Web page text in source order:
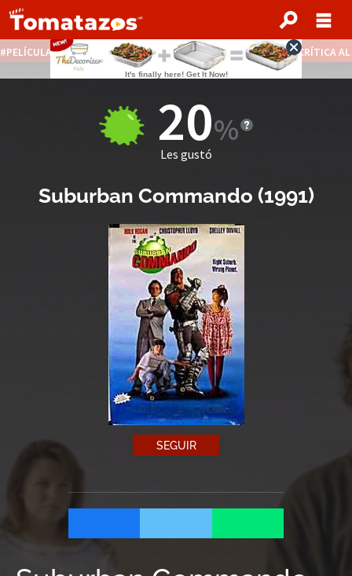
PELÍCULAS STREAMING GRATIS NOTICIAS DESTACADAS CRÍTICA
20
Les gustó
Suburban Commando (1991)
SEGUIR